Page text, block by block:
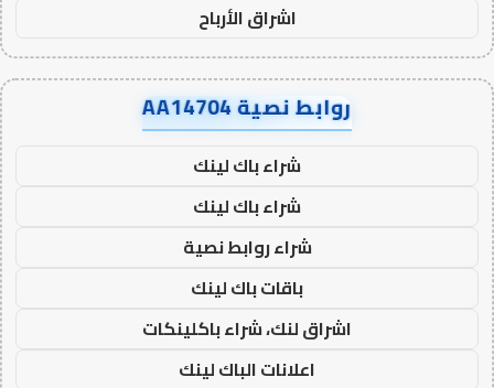
اشراق الأرباح
روابط نصية AA14704
شراء باك لينك
شراء باك لينك
شراء روابط نصية
باقات باك لينك
اشراق لنك، شراء باكلينكات
اعلانات الباك لينك